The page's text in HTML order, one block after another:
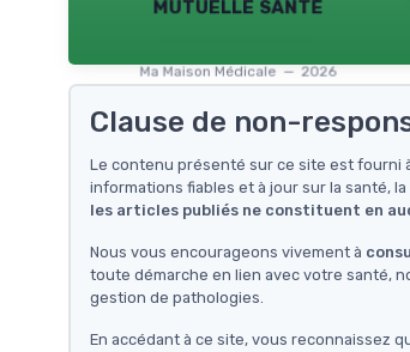
Ma Maison Médicale — 2026
Clause de non-
Le contenu présenté sur ce site est fourni
informations fiables et à jour sur la santé,
les articles publiés ne constituent en
Nous vous encourageons vivement à
toute démarche en lien avec votre santé,
gestion de pathologies.
En accédant à ce site, vous reconnaissez